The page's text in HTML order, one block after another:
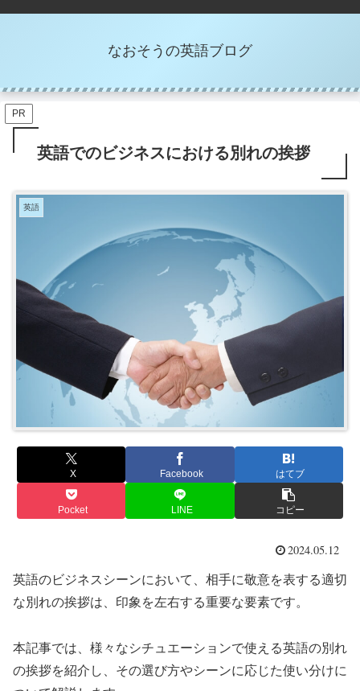
なおそうの英語ブログ
PR
英語でのビジネスにおける別れの挨拶
英語
X Facebook はてブ
Pocket LINE コピー
2024.05.12
英語のビジネスシーンにおいて、相手に敬意を表する適切
な別れの挨拶は、印象を左右する重要な要素です。
本記事では、様々なシチュエーションで使える英語の別れ
の挨拶を紹介し、その選び方やシーンに応じた使い分けに